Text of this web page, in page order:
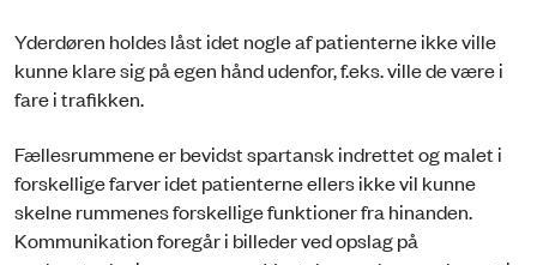
Yderdøren holdes låst idet nogle af patienterne ikke ville
kunne klare sig på egen hånd udenfor, f.eks. ville de være i
fare i trafikken.
Fællesrummene er bevidst spartansk indrettet og malet i
forskellige farver idet patienterne ellers ikke vil kunne
skelne rummenes forskellige funktioner fra hinanden.
Kommunikation foregår i billeder ved opslag på